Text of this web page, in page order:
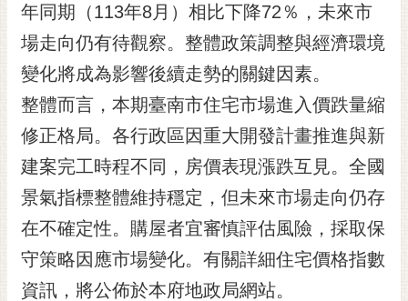
年同期（113年8月）相比下降72％，未來市
場走向仍有待觀察。整體政策調整與經濟環境
變化將成為影響後續走勢的關鍵因素。
整體而言，本期臺南市住宅市場進入價跌量縮
修正格局。各行政區因重大開發計畫推進與新
建案完工時程不同，房價表現漲跌互見。全國
景氣指標整體維持穩定，但未來市場走向仍存
在不確定性。購屋者宜審慎評估風險，採取保
守策略因應市場變化。有關詳細住宅價格指數
資訊，將公佈於本府地政局網站。